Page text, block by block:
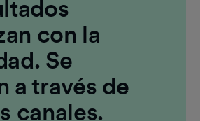
con la
Se
a través de
canales.